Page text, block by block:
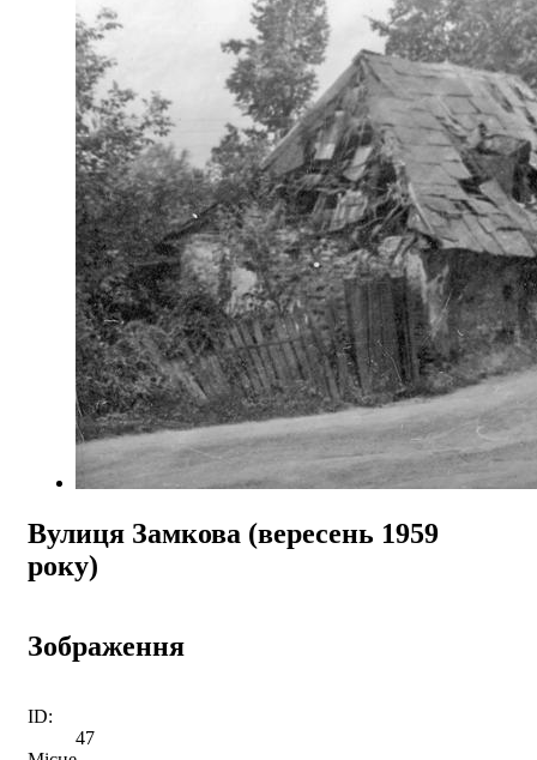
Вулиця Замкова (вересень 1959
року)
Зображення
ID:
47